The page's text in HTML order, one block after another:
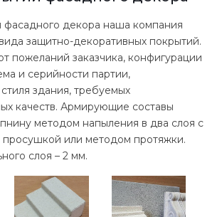
фасадного декора наша компания
защитно-декоративных покрытий.
пожеланий заказчика, конфигурации
и серийности партии,
здания, требуемых
качеств. Армирующие составы
методом напыления в два слоя с
или методом протяжки.
слоя – 2 мм.